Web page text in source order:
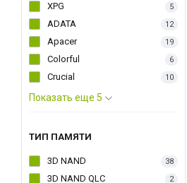
XPG 5
ADATA 12
Apacer 19
Colorful 6
Crucial 10
Показать еще 5
ТИП ПАМЯТИ
3D NAND 38
3D NAND QLC 2